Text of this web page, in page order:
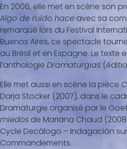
En 2006, elle met en scène son
Algo de ruido hace avec sa
remarqué lors du Festival
Buenos Aires, ce spectacle
au Brésil et en Espagne. Le texte
l’anthologie Dramaturgias
Elle met aussi en scène la pièce
Darja Stocker (2007), dans le
Dramaturgie organisé par le
miedos de Mariana Chaud
Cycle Decálogo – Indagación sur
Commandements.